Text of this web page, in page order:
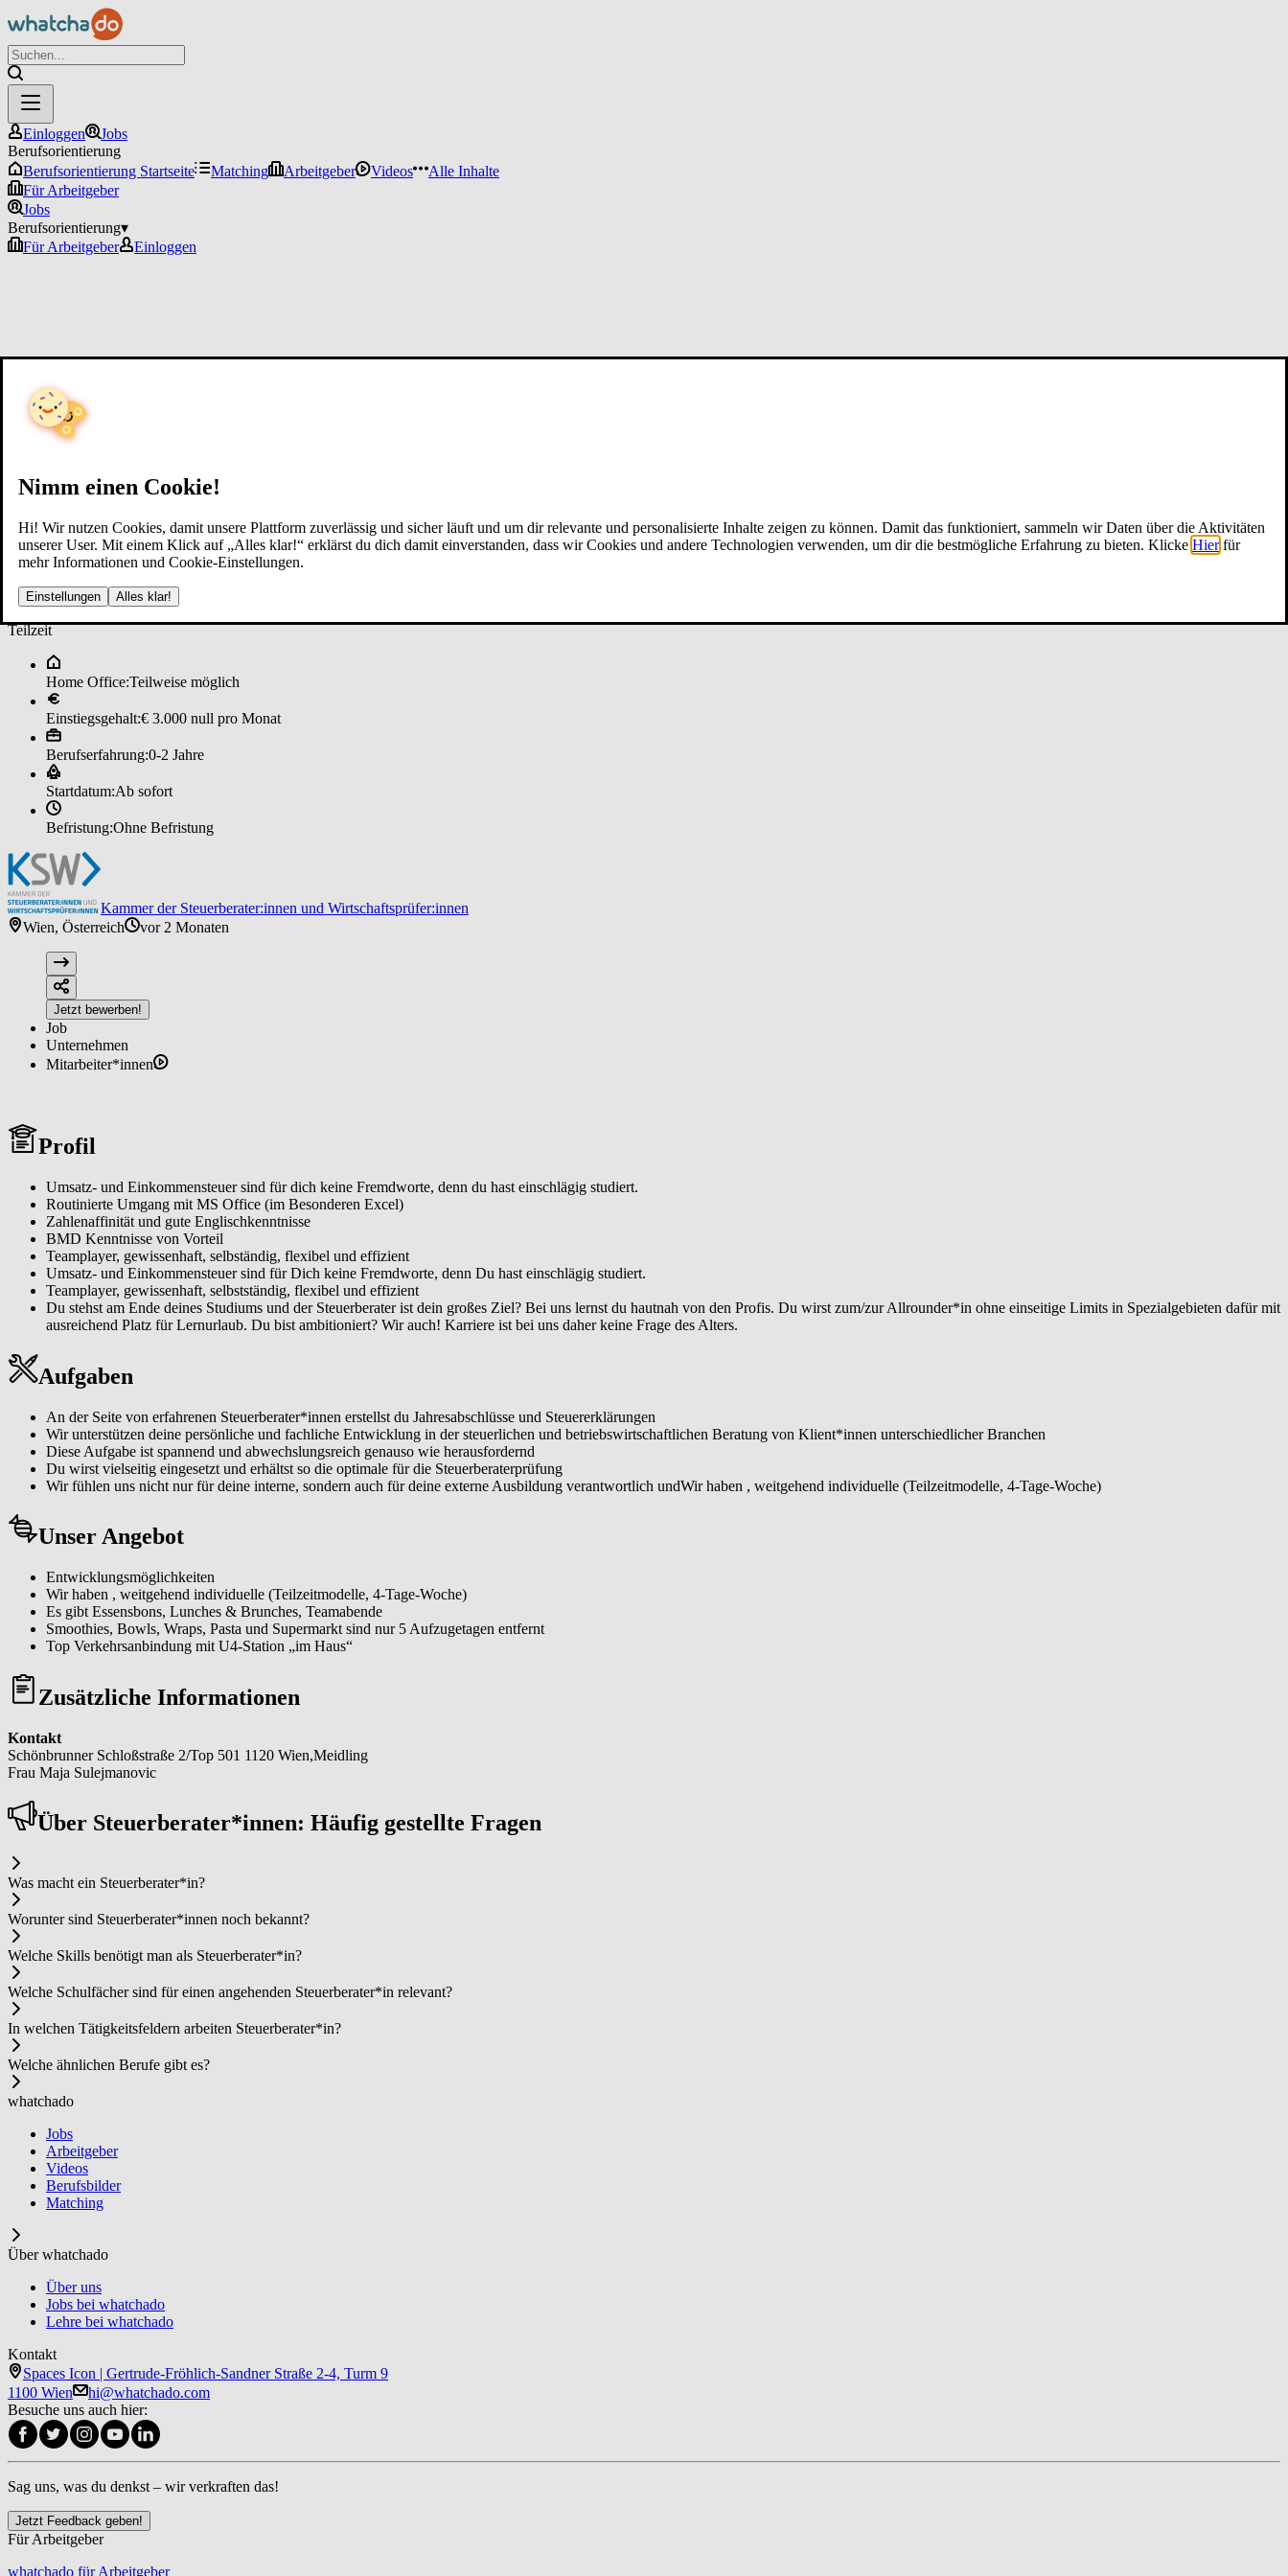
Nimm einen Cookie!
Hi! Wir nutzen Cookies, damit unsere Plattform zuverlässig und sicher läuft und um dir relevante und personalisierte Inhalte zeigen zu können. Damit das funktioniert, sammeln wir Daten über die Aktivitäten
unserer User. Mit einem Klick auf „Alles klar!“ erklärst du dich damit einverstanden, dass wir Cookies und andere Technologien verwenden, um dir die bestmögliche Erfahrung zu bieten. Klicke Hier für
mehr Informationen und Cookie-Einstellungen.
Einstellungen Alles klar!
Einloggen
Jobs
Berufsorientierung
Berufsorientierung Startseite
Matching Arbeitgeber Videos
Alle Inhalte
Für Arbeitgeber
Jobs
Berufsorientierung▾
Für Arbeitgeber
Einloggen
Steu­er­be­ra­ter-­An­wär­ter:in bei Hüb­ner & Hüb­ner
Teilzeit
Home Office:Teilweise möglich
Einstiegsgehalt:€ 3.000 null pro Monat
Berufserfahrung:0-2 Jahre
Startdatum:Ab sofort
Befristung:Ohne Befristung
Kammer der Steuerberater:innen und Wirtschaftsprüfer:innen
Wien, Österreich
vor 2 Monaten
Jetzt bewerben!
Job
Unternehmen
Mitarbeiter*innen
Profil
Umsatz- und Einkommensteuer sind für dich keine Fremdworte, denn du hast einschlägig studiert.
Routinierte Umgang mit MS Office (im Besonderen Excel)
Zahlenaffinität und gute Englischkenntnisse
BMD Kenntnisse von Vorteil
Teamplayer, gewissenhaft, selbständig, flexibel und effizient
Umsatz- und Einkommensteuer sind für Dich keine Fremdworte, denn Du hast einschlägig studiert.
Teamplayer, gewissenhaft, selbstständig, flexibel und effizient
Du stehst am Ende deines Studiums und der Steuerberater ist dein großes Ziel? Bei uns lernst du hautnah von den Profis. Du wirst zum/zur Allrounder*in ohne einseitige Limits in Spezialgebieten dafür mit
ausreichend Platz für Lernurlaub. Du bist ambitioniert? Wir auch! Karriere ist bei uns daher keine Frage des Alters.
Aufgaben
An der Seite von erfahrenen Steuerberater*innen erstellst du Jahresabschlüsse und Steuererklärungen
Wir unterstützen deine persönliche und fachliche Entwicklung in der steuerlichen und betriebswirtschaftlichen Beratung von Klient*innen unterschiedlicher Branchen
Diese Aufgabe ist spannend und abwechslungsreich genauso wie herausfordernd
Du wirst vielseitig eingesetzt und erhältst so die optimale für die Steuerberaterprüfung
Wir fühlen uns nicht nur für deine interne, sondern auch für deine externe Ausbildung verantwortlich undWir haben , weitgehend individuelle (Teilzeitmodelle, 4-Tage-Woche)
Unser Angebot
Entwicklungsmöglichkeiten
Wir haben , weitgehend individuelle (Teilzeitmodelle, 4-Tage-Woche)
Es gibt Essensbons, Lunches & Brunches, Teamabende
Smoothies, Bowls, Wraps, Pasta und Supermarkt sind nur 5 Aufzugetagen entfernt
Top Verkehrsanbindung mit U4-Station „im Haus“
Zusätzliche Informationen
Kontakt
Schönbrunner Schloßstraße 2/Top 501 1120 Wien,Meidling
Frau Maja Sulejmanovic
Über Steu­er­be­ra­ter*in­nen: Häufig gestellte Fragen
Was macht ein Steu­er­be­ra­ter*in?
Worunter sind Steu­er­be­ra­ter*in­nen noch bekannt?
Welche Skills benötigt man als Steu­er­be­ra­ter*in?
Welche Schulfächer sind für einen angehenden Steu­er­be­ra­ter*in relevant?
In welchen Tätigkeitsfeldern arbeiten Steu­er­be­ra­ter*in?
Welche ähnlichen Berufe gibt es?
whatchado
Jobs
Arbeitgeber
Videos
Berufsbilder
Matching
Über whatchado
Über uns
Jobs bei whatchado
Lehre bei whatchado
Kontakt
Spaces Icon | Gertrude-Fröhlich-Sandner Straße 2-4, Turm 9
1100 Wien
hi@whatchado.com
Besuche uns auch hier:
Sag uns, was du denkst – wir verkraften das!
Jetzt Feedback geben!
Für Arbeitgeber
whatchado für Arbeitgeber